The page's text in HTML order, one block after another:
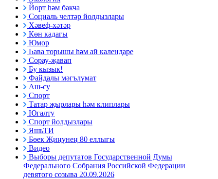
Йорт һәм бакча
Социаль челтәр йолдызлары
Хәвеф-хәтәр
Көн кадагы
Юмор
Һава торышы һәм ай календаре
Сорау-җавап
Бу кызык!
Файдалы мәгълүмат
Аш-су
Спорт
Татар җырлары һәм клиплары
Югалту
Спорт йолдызлары
ЯшьТИ
Бөек Җиңүнең 80 еллыгы
Видео
Выборы депутатов Государственной Думы
Федерального Собрания Российской Федерации
девятого созыва 20.09.2026